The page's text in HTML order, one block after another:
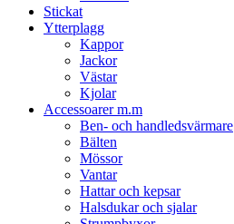
Stickat
Ytterplagg
Kappor
Jackor
Västar
Kjolar
Accessoarer m.m
Ben- och handledsvärmare
Bälten
Mössor
Vantar
Hattar och kepsar
Halsdukar och sjalar